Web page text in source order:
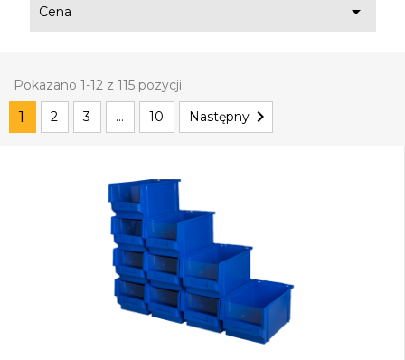
Cena 
Pokazano 1-12 z 115 pozycji
1 2 3 … 10 Następny 